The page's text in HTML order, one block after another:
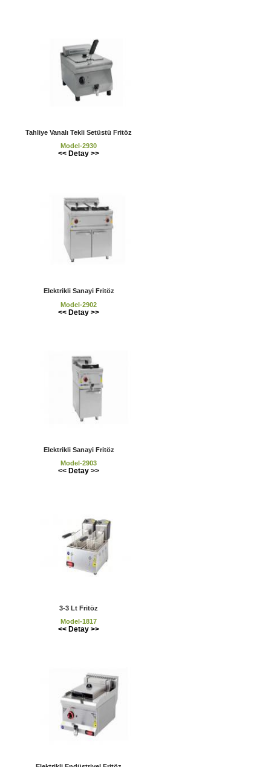
Tahliye Vanalı Tekli Setüstü Fritöz
Model-2930
<< Detay >>
Elektrikli Sanayi Fritöz
Model-2902
<< Detay >>
Elektrikli Sanayi Fritöz
Model-2903
<< Detay >>
3-3 Lt Fritöz
Model-1817
<< Detay >>